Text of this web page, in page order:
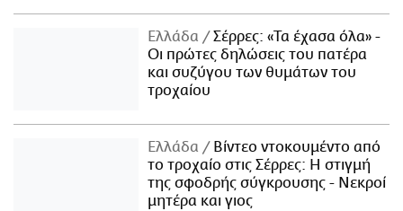
Ελλάδα
Σέρρες: «Τα έχασα όλα» -
Οι πρώτες δηλώσεις του πατέρα
και συζύγου των θυμάτων του
τροχαίου
Ελλάδα
Βίντεο ντοκουμέντο από
το τροχαίο στις Σέρρες: Η στιγμή
της σφοδρής σύγκρουσης - Νεκροί
μητέρα και γιος